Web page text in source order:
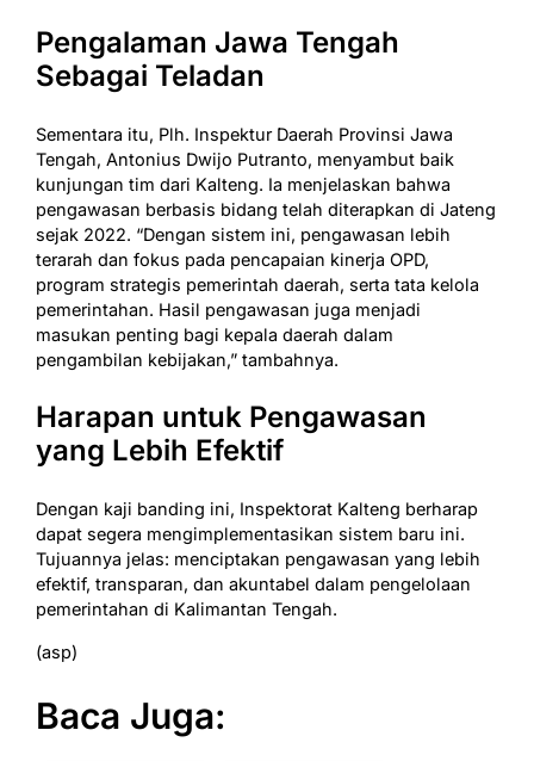
Pengalaman Jawa Tengah
Sebagai Teladan
Sementara itu, Plh. Inspektur Daerah Provinsi Jawa
Tengah, Antonius Dwijo Putranto, menyambut baik
kunjungan tim dari Kalteng. Ia menjelaskan bahwa
pengawasan berbasis bidang telah diterapkan di Jateng
sejak 2022. “Dengan sistem ini, pengawasan lebih
terarah dan fokus pada pencapaian kinerja OPD,
program strategis pemerintah daerah, serta tata kelola
pemerintahan. Hasil pengawasan juga menjadi
masukan penting bagi kepala daerah dalam
pengambilan kebijakan,” tambahnya.
Harapan untuk Pengawasan
yang Lebih Efektif
Dengan kaji banding ini, Inspektorat Kalteng berharap
dapat segera mengimplementasikan sistem baru ini.
Tujuannya jelas: menciptakan pengawasan yang lebih
efektif, transparan, dan akuntabel dalam pengelolaan
pemerintahan di Kalimantan Tengah.
(asp)
Baca Juga: